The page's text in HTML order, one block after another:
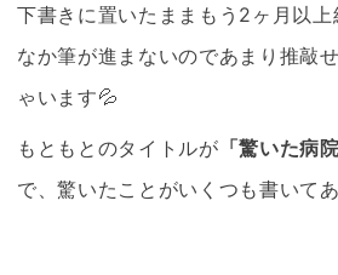
下書きに置いたままもう2ヶ月以
なか筆が進まないのであまり推敲
ゃいます💦
もともとのタイトルが 「驚いた病
で、驚いたことがいくつも書いて